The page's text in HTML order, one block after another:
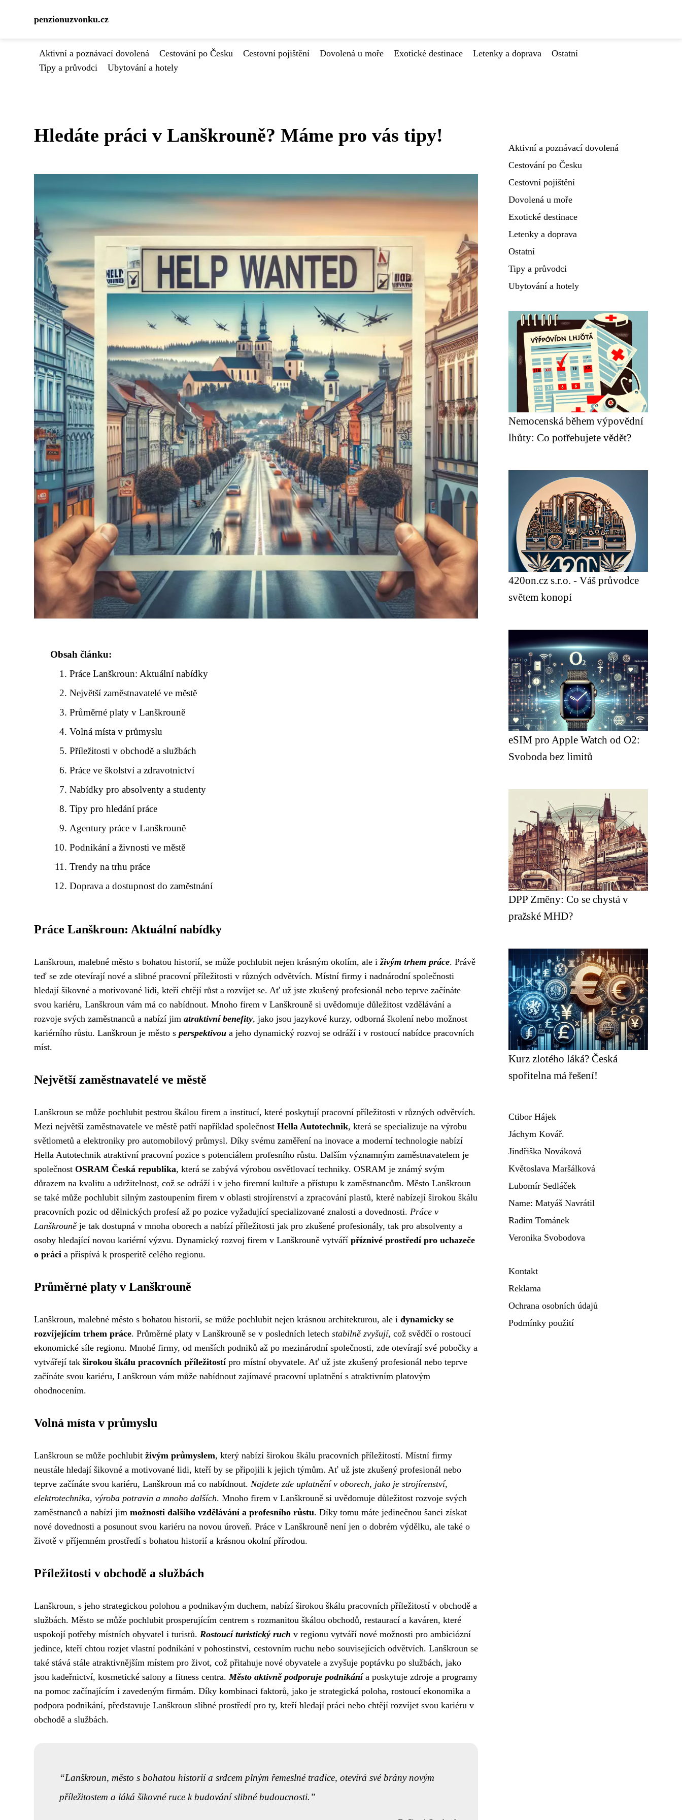
penzionuzvonku.cz
Aktivní a poznávací dovolená Cestování po Česku Cestovní pojištění Dovolená u moře Exotické destinace Letenky a doprava
Ostatní
Tipy a průvodci
Ubytování a hotely
Hledáte práci v Lanškrouně? Máme pro vás tipy!
Obsah článku:
Práce Lanškroun: Aktuální nabídky
Největší zaměstnavatelé ve městě
Průměrné platy v Lanškrouně
Volná místa v průmyslu
Příležitosti v obchodě a službách
Práce ve školství a zdravotnictví
Nabídky pro absolventy a studenty
Tipy pro hledání práce
Agentury práce v Lanškrouně
Podnikání a živnosti ve městě
Trendy na trhu práce
Doprava a dostupnost do zaměstnání
Práce Lanškroun: Aktuální nabídky
Lanškroun, malebné město s bohatou historií, se může pochlubit nejen krásným okolím, ale iživým trhem práce. Právě
teď se zde otevírají nové a slibné pracovní příležitosti v různých odvětvích. Místní firmy i nadnárodní společnosti
hledají šikovné a motivované lidi, kteří chtějí růst a rozvíjet se. Ať už jste zkušený profesionál nebo teprve začínáte
svou kariéru, Lanškroun vám má co nabídnout. Mnoho firem v Lanškrouně si uvědomuje důležitost vzdělávání a
rozvoje svých zaměstnanců a nabízí jim atraktivní benefity, jako jsou jazykové kurzy, odborná školení nebo možnost
kariérního růstu. Lanškroun je město s perspektivou a jeho dynamický rozvoj se odráží i v rostoucí nabídce pracovních
míst.
Největší zaměstnavatelé ve městě
Lanškroun se může pochlubit pestrou škálou firem a institucí, které poskytují pracovní příležitosti v různých odvětvích.
Mezi největší zaměstnavatele ve městě patří například společnost Hella Autotechnik, která se specializuje na výrobu
světlometů a elektroniky pro automobilový průmysl. Díky svému zaměření na inovace a moderní technologie nabízí
Hella Autotechnik atraktivní pracovní pozice s potenciálem profesního růstu. Dalším významným zaměstnavatelem je
společnost OSRAM Česká republika, která se zabývá výrobou osvětlovací techniky. OSRAM je známý svým
důrazem na kvalitu a udržitelnost, což se odráží i v jeho firemní kultuře a přístupu k zaměstnancům. Město Lanškroun
se také může pochlubit silným zastoupením firem v oblasti strojírenství a zpracování plastů, které nabízejí širokou škálu
pracovních pozic od dělnických profesí až po pozice vyžadující specializované znalosti a dovednosti. Práce v
Lanškrouně je tak dostupná v mnoha oborech a nabízí příležitosti jak pro zkušené profesionály, tak pro absolventy a
osoby hledající novou kariérní výzvu. Dynamický rozvoj firem v Lanškrouně vytváří příznivé prostředí pro uchazeče
o práci a přispívá k prosperitě celého regionu.
Průměrné platy v Lanškrouně
Lanškroun, malebné město s bohatou historií, se může pochlubit nejen krásnou architekturou, ale i dynamicky se
rozvíjejícím trhem práce. Průměrné platy v Lanškrouně se v posledních letech stabilně zvyšují, což svědčí o rostoucí
ekonomické síle regionu. Mnohé firmy, od menších podniků až po mezinárodní společnosti, zde otevírají své pobočky a
vytvářejí tak širokou škálu pracovních příležitostípro místní obyvatele. Ať už jste zkušený profesionál nebo teprve
začínáte svou kariéru, Lanškroun vám může nabídnout zajímavé pracovní uplatnění s atraktivním platovým
ohodnocením.
Volná místa v průmyslu
Lanškroun se může pochlubit živým průmyslem, který nabízí širokou škálu pracovních příležitostí. Místní firmy
neustále hledají šikovné a motivované lidi, kteří by se připojili k jejich týmům. Ať už jste zkušený profesionál nebo
teprve začínáte svou kariéru, Lanškroun má co nabídnout. Najdete zde uplatnění v oborech, jako je strojírenství,
elektrotechnika, výroba potravin a mnoho dalších. Mnoho firem v Lanškrouně si uvědomuje důležitost rozvoje svých
zaměstnanců a nabízí jim možnosti dalšího vzdělávání a profesního růstu. Díky tomu máte jedinečnou šanci získat
nové dovednosti a posunout svou kariéru na novou úroveň. Práce v Lanškrouně není jen o dobrém výdělku, ale také o
životě v příjemném prostředí s bohatou historií a krásnou okolní přírodou.
Příležitosti v obchodě a službách
Lanškroun, s jeho strategickou polohou a podnikavým duchem, nabízí širokou škálu pracovních příležitostí v obchodě a
službách. Město se může pochlubit prosperujícím centrem s rozmanitou škálou obchodů, restaurací a kaváren, které
uspokojí potřeby místních obyvatel i turistů. Rostoucí turistický ruch v regionu vytváří nové možnosti pro ambiciózní
jedince, kteří chtou rozjet vlastní podnikání v pohostinství, cestovním ruchu nebo souvisejících odvětvích. Lanškroun se
také stává stále atraktivnějším místem pro život, což přitahuje nové obyvatele a zvyšuje poptávku po službách, jako
jsou kadeřnictví, kosmetické salony a fitness centra.Město aktivně podporuje podnikánía poskytuje zdroje a programy
na pomoc začínajícím i zavedeným firmám. Díky kombinaci faktorů, jako je strategická poloha, rostoucí ekonomika a
podpora podnikání, představuje Lanškroun slibné prostředí pro ty, kteří hledají práci nebo chtějí rozvíjet svou kariéru v
obchodě a službách.
Lanškroun, město s bohatou historií a srdcem plným řemeslné tradice, otevírá své brány novým
příležitostem a láká šikovné ruce k budování slibné budoucnosti.
Aktivní a poznávací dovolená
Cestování po Česku
Cestovní pojištění
Dovolená u moře
Exotické destinace
Letenky a doprava
Ostatní
Tipy a průvodci
Ubytování a hotely
Nemocenská během výpovědní
lhůty: Co potřebujete vědět?
420on.cz s.r.o. - Váš průvodce
světem konopí
eSIM pro Apple Watch od O2:
Svoboda bez limitů
DPP Změny: Co se chystá v
pražské MHD?
Kurz zlotého láká? Česká
spořitelna má řešení!
Ctibor Hájek
Jáchym Kovář.
Jindřiška Nováková
Květoslava Maršálková
Lubomír Sedláček
Name: Matyáš Navrátil
Radim Tománek
Veronika Svobodova
Kontakt
Reklama
Ochrana osobních údajů
Podmínky použití